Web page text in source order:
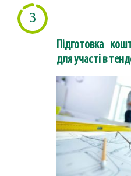
3
Підготовка
для участі в